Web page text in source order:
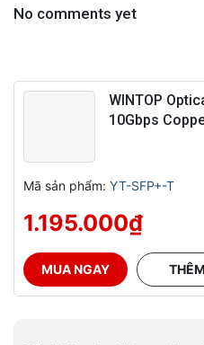
No comments yet
WINTOP
10Gbps
Mã sản phẩm: YT-SFP+-T
1.195.000₫
MUA NGAY